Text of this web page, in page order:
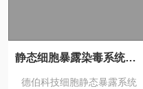
静态细胞暴露染毒系统实拍演示
德伯科技细胞静态暴露系统